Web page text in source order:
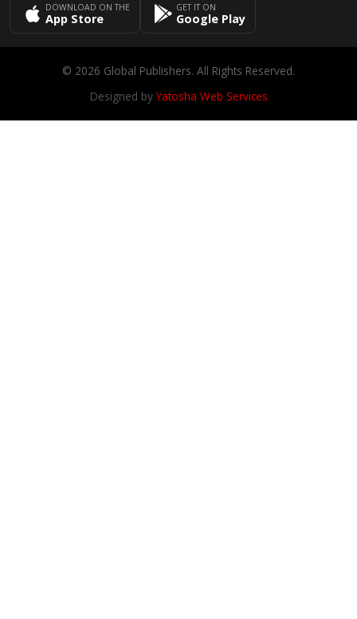
DOWNLOAD ON THE
App Store
GET IT ON
Google Play
© 2026 Global Publishers. All Rights Reserved.
Designed byYatosha Web Services